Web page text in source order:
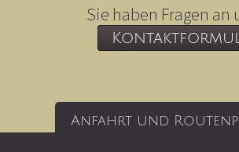
Sie haben Fragen an
Anfahrt und